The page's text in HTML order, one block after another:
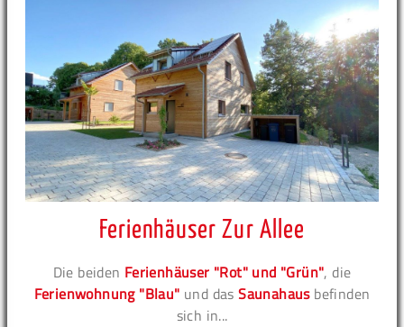
Ferienhäuser Zur Allee
Die beiden Ferienhäuser "Rot" und "Grün", die
Ferienwohnung "Blau" und dasSaunahausbefinden
sich in...